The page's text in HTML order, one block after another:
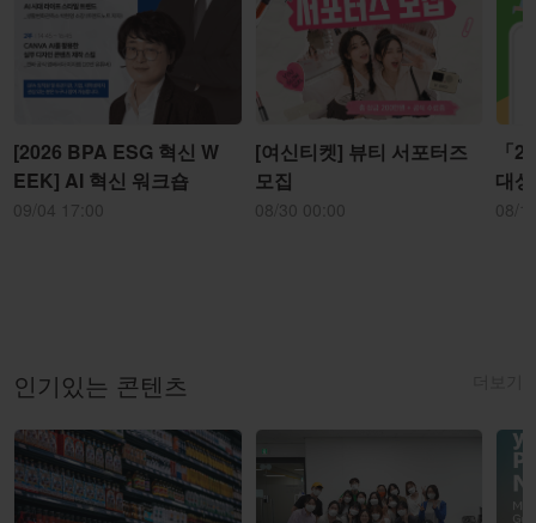
[2026 BPA ESG 혁신 W
EEK] AI 혁신 워크숍
09/04 17:00
[여신티켓] 뷰티 서포터즈
모집
08/30 00:00
「
대
08/
인기있는 콘텐츠